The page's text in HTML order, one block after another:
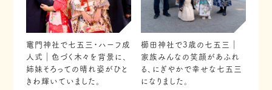
竈門神社で七五三・ハーフ成
人式｜色づく木々を背景に、
姉妹そろっての晴れ姿がひと
きわ輝いていました。
櫛田神社で3歳の七五三｜
家族みんなの笑顔があふれ
る、にぎやかで幸せな七五三
になりました。